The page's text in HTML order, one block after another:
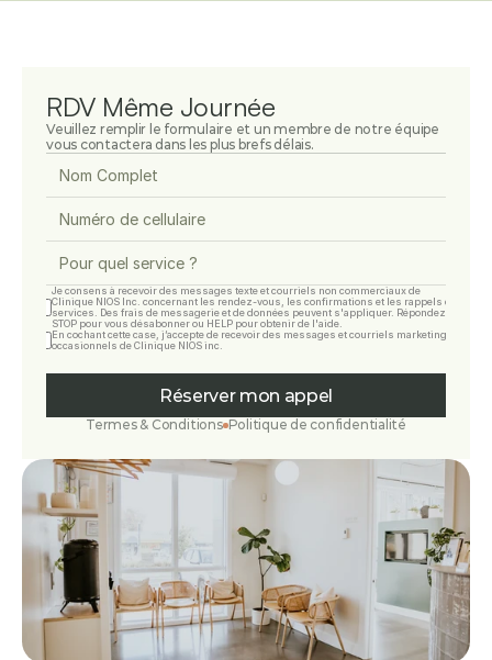
RDV Même Journée
Veuillez remplir le formulaire et un membre de notre équipe
vous contactera dans les plus brefs délais.
Je consens à recevoir des messages texte et courriels non commerciaux de
Clinique NIOS Inc. concernant les rendez-vous, les confirmations et les rappels de
services. Des frais de messagerie et de données peuvent s'appliquer. Répondez
STOP pour vous désabonner ou HELP pour obtenir de l'aide.
En cochant cette case, j’accepte de recevoir des messages et courriels marketing
occasionnels de Clinique NIOS inc.
Réserver mon appel
Termes & Conditions Politique de confidentialité